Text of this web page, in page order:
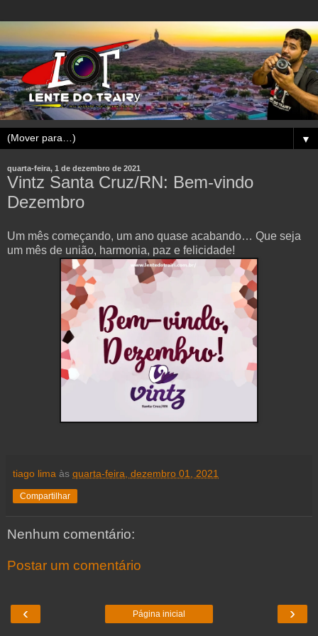
▼
quarta-feira, 1 de dezembro de 2021
Vintz Santa Cruz/RN: Bem-vindo
Dezembro
Um mês começando, um ano quase acabando… Que seja
um mês de união, harmonia, paz e felicidade!
tiago lima às quarta-feira, dezembro 01, 2021
Compartilhar
Nenhum comentário:
Postar um comentário
‹ ›
Página inicial